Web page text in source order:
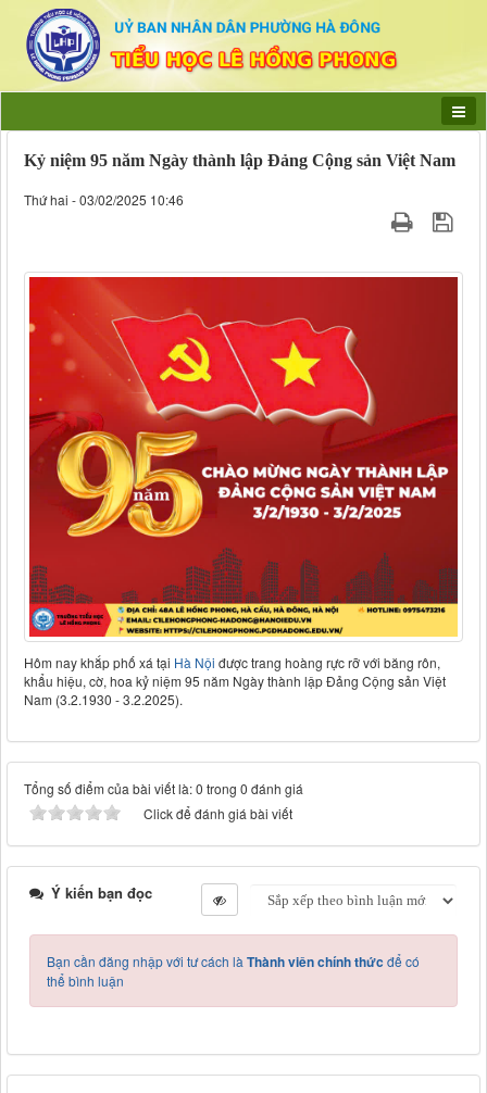
Kỷ niệm 95 năm Ngày thành lập Đảng Cộng sản Việt Nam
Thứ hai - 03/02/2025 10:46
Hôm nay khắp phố xá tại Hà Nội được trang hoàng rực rỡ với băng rôn,
khẩu hiệu, cờ, hoa kỷ niệm 95 năm Ngày thành lập Đảng Cộng sản Việt
Nam (3.2.1930 - 3.2.2025).
Tổng số điểm của bài viết là: 0 trong 0 đánh giá
Click để đánh giá bài viết
Ý kiến bạn đọc
Bạn cần đăng nhập với tư cách là Thành viên chính thứcđể có
thể bình luận